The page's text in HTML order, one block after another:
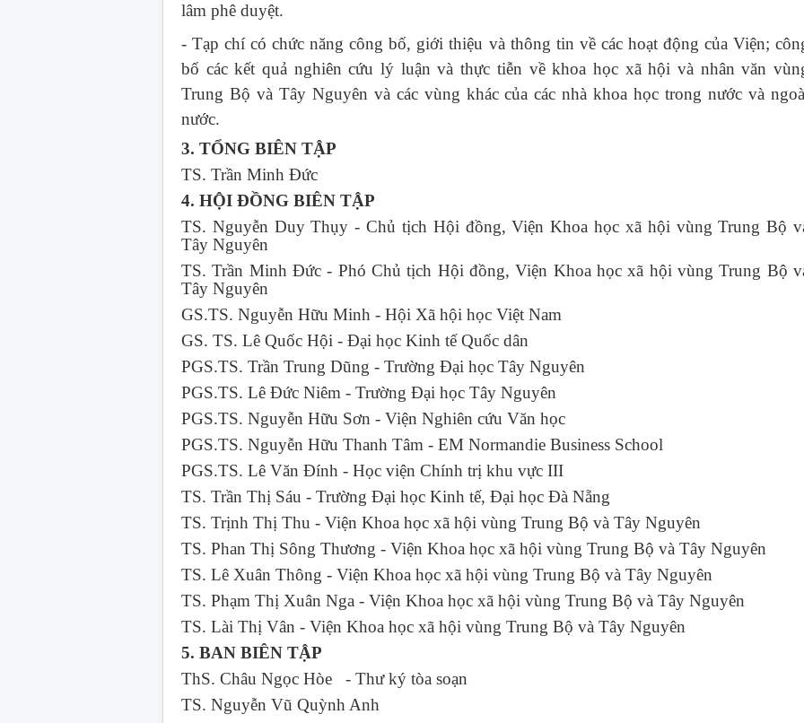
lâm phê duyệt.
- Tạp chí có chức năng công bố, giới thiệu và thông tin về các hoạt động của Viện;
bố các kết quả nghiên cứu lý luận và thực tiễn về khoa học xã hội và nhân văn
Trung Bộ và Tây Nguyên và các vùng khác của các nhà khoa học trong nước và
nước.
3. TỔNG BIÊN TẬP
TS. Trần Minh Đức
4. HỘI ĐỒNG BIÊN TẬP
TS. Nguyễn Duy Thụy - Chủ tịch Hội đồng, Viện Khoa học xã hội vùng Trung Bộ
Tây Nguyên
TS. Trần Minh Đức - Phó Chủ tịch Hội đồng, Viện Khoa học xã hội vùng Trung Bộ
Tây Nguyên
GS.TS. Nguyễn Hữu Minh - Hội Xã hội học Việt Nam
GS. TS. Lê Quốc Hội - Đại học Kinh tế Quốc dân
PGS.TS. Trần Trung Dũng - Trường Đại học Tây Nguyên
PGS.TS. Lê Đức Niêm - Trường Đại học Tây Nguyên
PGS.TS. Nguyễn Hữu Sơn - Viện Nghiên cứu Văn học
PGS.TS. Nguyễn Hữu Thanh Tâm - EM Normandie Business School
PGS.TS. Lê Văn Đính - Học viện Chính trị khu vực III
TS. Trần Thị Sáu - Trường Đại học Kinh tế, Đại học Đà Nẵng
TS. Trịnh Thị Thu - Viện Khoa học xã hội vùng Trung Bộ và Tây Nguyên
TS. Phan Thị Sông Thương - Viện Khoa học xã hội vùng Trung Bộ và Tây Nguyên
TS. Lê Xuân Thông - Viện Khoa học xã hội vùng Trung Bộ và Tây Nguyên
TS. Phạm Thị Xuân Nga - Viện Khoa học xã hội vùng Trung Bộ và Tây Nguyên
TS. Lài Thị Vân - Viện Khoa học xã hội vùng Trung Bộ và Tây Nguyên
5. BAN BIÊN TẬP
ThS. Châu Ngọc Hòe - Thư ký tòa soạn
TS. Nguyễn Vũ Quỳnh Anh